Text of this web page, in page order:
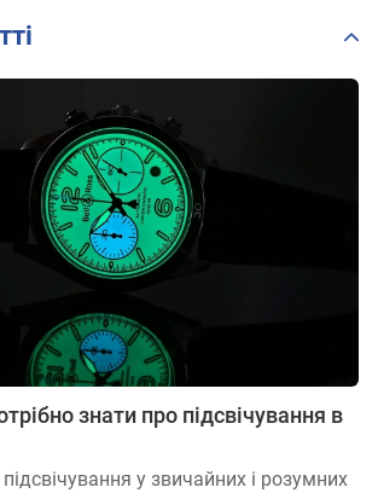
знати про підсвічування в
у звичайних і розумних